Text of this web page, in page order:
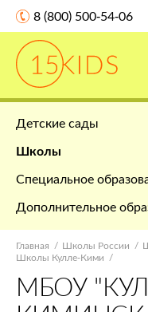
8 (800) 500-54-06
Детские сады
Школы
Специальное
Дополнительное
Главная Школы России
Школы Кулле-Кими
МБОУ